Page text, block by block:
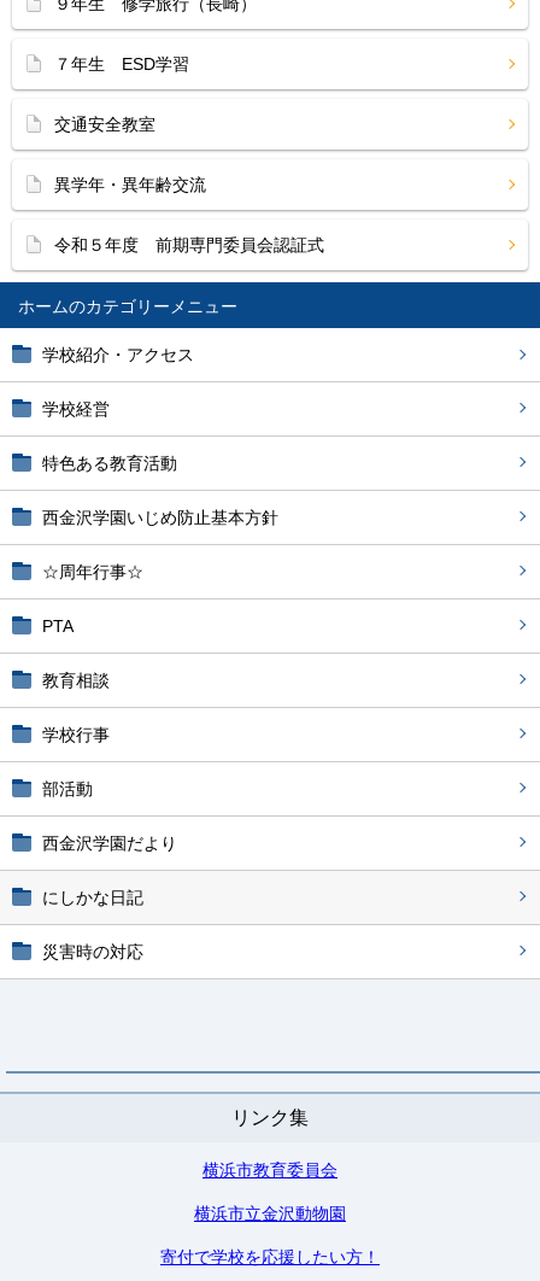
ホーム
学校紹介・アクセス
学校経営
特色ある教育活動
西金沢学園いじめ防止基本方針
☆周年行事☆
PTA
教育相談
学校行事
部活動
西金沢学園だより
にしかな日記
災害時の対応
リンク集
横浜市教育委員会
横浜市立金沢動物園
寄付で学校を応援したい方！
７年生 ESD学習
交通安全教室
異学年・異年齢交流
令和５年度 前期専門委員会認証式